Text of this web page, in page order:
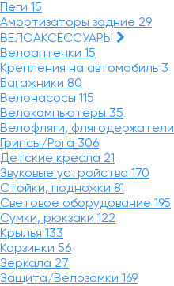
Пеги 15
Амортизаторы задние 29
ВЕЛОАКСЕССУАРЫ
Велоаптечки 15
Крепления на автомобиль 3
Багажники 80
Велонасосы 115
Велокомпьютеры 35
Велофляги, флягодержатели
Грипсы/Рога 306
Детские кресла 21
Звуковые устройства 170
Стойки, подножки 81
Световое оборудование 195
Сумки, рюкзаки 122
Крылья 133
Корзинки 56
Зеркала 27
Защита/Велозамки 169